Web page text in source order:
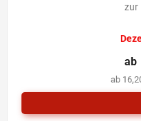
zur
ab
ab